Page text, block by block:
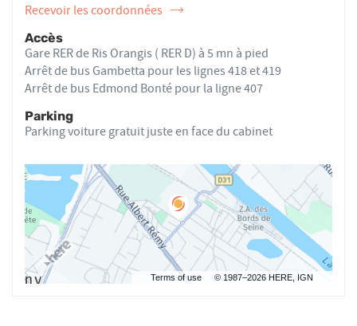
Recevoir les coordonnées
de
l'ostéopathe
Stéphane
CORBIERE
Terms of use © 1987–2026 HERE, IGN
Accès
Gare RER de Ris Orangis ( RER D) à 5 mn à pied
Arrêt de bus Gambetta pour les lignes 418 et 419
Arrêt de bus Edmond Bonté pour la ligne 407
Parking
Parking voiture gratuit juste en face du cabinet